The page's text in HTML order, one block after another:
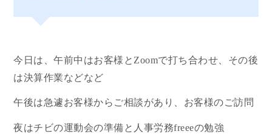
今日は、午前中はお客様とZoomで打ち合わせ、その後
は決算作業などなど
午後は急遽お客様からご相談があり、お客様のご訪問
夜はチビの運動会の準備と人事労務freeeの勉強